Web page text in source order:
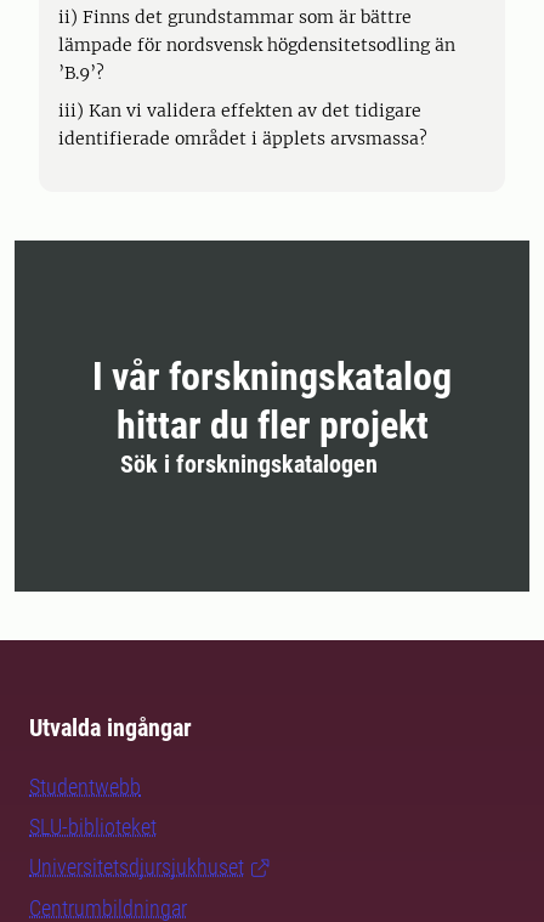
ii) Finns det grundstammar som är bättre
lämpade för nordsvensk högdensitetsodling än
’B.9’?
iii) Kan vi validera effekten av det tidigare
identifierade området i äpplets arvsmassa?
I vår forskningskatalog
hittar du fler projekt
Sök i forskningskatalogen
Utvalda ingångar
Studentwebb
SLU-biblioteket
Universitetsdjursjukhuset
Centrumbildningar